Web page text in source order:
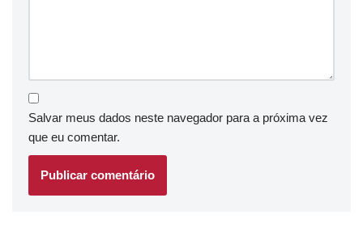
Salvar meus dados neste navegador para a próxima vez
que eu comentar.